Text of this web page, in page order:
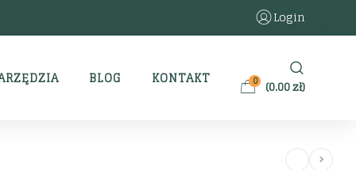
Login
BLOG KONTAKT 0 (0.00zł)